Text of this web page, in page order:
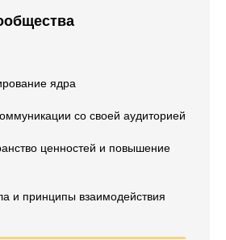
ядра
со своей аудиторией
ценностей и повышение
и принципы взаимодействия